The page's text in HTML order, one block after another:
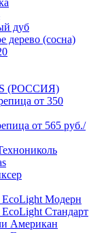
дуб
дерево (сосна)
S (РОССИЯ)
от 350
от 565 руб./
ЕсоLight Модерн
Стандарт
Американ